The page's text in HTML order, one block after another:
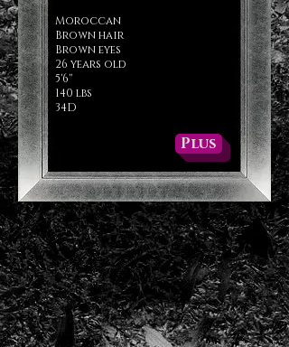
Moroccan
Brown hair
Brown eyes
26 years old
5'6''
140 lbs
34D
Plus